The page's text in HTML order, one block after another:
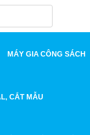
MÁY GIA CÔNG SÁCH
CẮT MẪU